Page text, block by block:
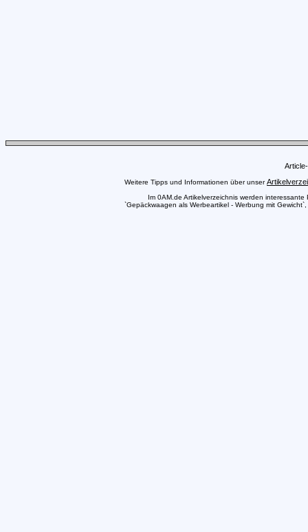
Weitere Tipps und Informationen über unser
Im 0AM.de Artikelverzeichnis werden
`Gepäckwaagen als Werbeartikel - Werbung mit